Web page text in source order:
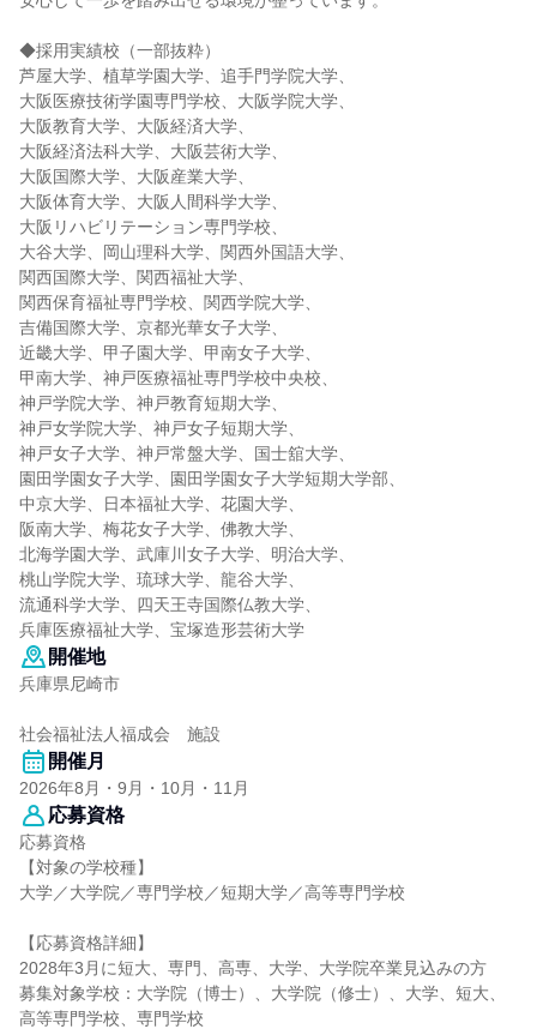
◆採用実績校（一部抜粋）
芦屋大学、植草学園大学、追手門学院大学、
大阪医療技術学園専門学校、大阪学院大学、
大阪教育大学、大阪経済大学、
大阪経済法科大学、大阪芸術大学、
大阪国際大学、大阪産業大学、
大阪体育大学、大阪人間科学大学、
大阪リハビリテーション専門学校、
大谷大学、岡山理科大学、関西外国語大学、
関西国際大学、関西福祉大学、
関西保育福祉専門学校、関西学院大学、
吉備国際大学、京都光華女子大学、
近畿大学、甲子園大学、甲南女子大学、
甲南大学、神戸医療福祉専門学校中央校、
神戸学院大学、神戸教育短期大学、
神戸女学院大学、神戸女子短期大学、
神戸女子大学、神戸常盤大学、国士舘大学、
園田学園女子大学、園田学園女子大学短期大学部、
中京大学、日本福祉大学、花園大学、
阪南大学、梅花女子大学、佛教大学、
北海学園大学、武庫川女子大学、明治大学、
桃山学院大学、琉球大学、龍谷大学、
流通科学大学、四天王寺国際仏教大学、
兵庫医療福祉大学、宝塚造形芸術大学
開催地
兵庫県尼崎市
社会福祉法人福成会 施設
開催月
2026年8月・9月・10月・11月
応募資格
応募資格
【対象の学校種】
大学／大学院／専門学校／短期大学／高等専門学校
【応募資格詳細】
2028年3月に短大、専門、高専、大学、大学院卒業見込みの方
募集対象学校：大学院（博士）、大学院（修士）、大学、短大、
高等専門学校、専門学校